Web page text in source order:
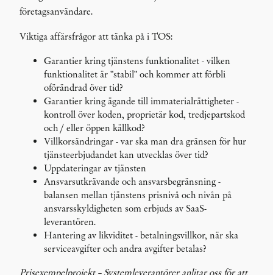
företagsanvändare.
Viktiga affärsfrågor att tänka på i TOS:
Garantier kring tjänstens funktionalitet - vilken
funktionalitet är "stabil" och kommer att förbli
oförändrad över tid?
Garantier kring ägande till immaterialrättigheter -
kontroll över koden, proprietär kod, tredjepartskod
och / eller öppen källkod?
Villkorsändringar - var ska man dra gränsen för hur
tjänsteerbjudandet kan utvecklas över tid?
Uppdateringar av tjänsten
Ansvarsutkrävande och ansvarsbegränsning -
balansen mellan tjänstens prisnivå och nivån på
ansvarsskyldigheten som erbjuds av SaaS-
leverantören.
Hantering av likviditet - betalningsvillkor, när ska
serviceavgifter och andra avgifter betalas?
Prisexempelprojekt – Systemleverantörer anlitar oss för att